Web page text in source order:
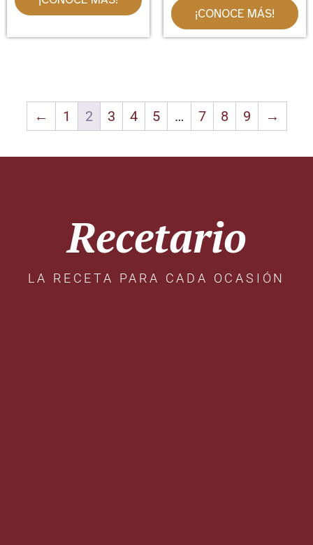
¡CONOCE MÁS!
← 1 2 3 4 5 … 7 8 9 →
Recetario
LA RECETA PARA CADA OCASIÓN